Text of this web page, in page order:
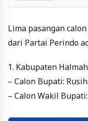
Lima pasangan
dari Partai Perindo
1. Kabupaten
– Calon Bupati:
– Calon Wakil